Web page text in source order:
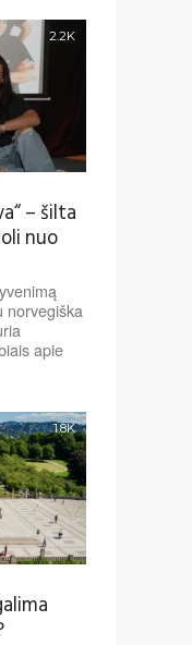
2.2K
– šilta
nuo
norvegiška
apie
1.8K